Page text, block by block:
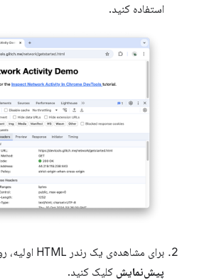
استفاده کنید.
برای مشاهده‌ی یک رندر HTML اولیه، روی تب
پیش‌نمایش کلیک کنید.